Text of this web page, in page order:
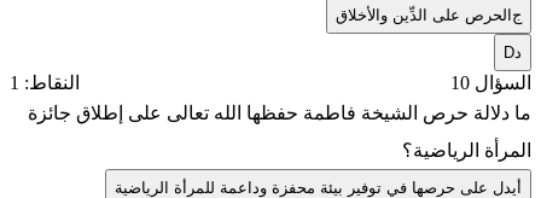
جالحرص على الدِّين والأخلاق
D
السؤال 10
النقاط: 1
ما دلالة حرص الشيخة فاطمة حفظها الله تعالى على إطلاق جائزة
المرأة الرياضية؟
يدل على حرصها في توفير بيئة محفزة وداعمة للمرأة الرياضية